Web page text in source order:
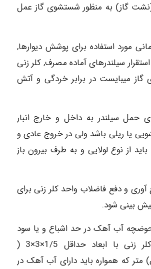
گاز) به منظور شستشوی گاز عمل
مورد استفاده برای پوشش دیوارها,
سیلندرهای آماده مصرف, کلر زنی
گاز می‏بایست در برابر خردگی و آتش
حمل سیلندر به داخل و خارج انبار
یا ریلی باشد ولی در خروج عادی و
از نوع لولایی و به طرف بیرون باز
آوری و دفع فاضلاب واحد کلر زنی برای
بینی شود.
حوضچه آب آهک در حد اشباع و یا سود
خارج از اطاق کلر زنی با ابعاد حداقل 1/5×3×3 (
که همواره باید دارای آب آهک در